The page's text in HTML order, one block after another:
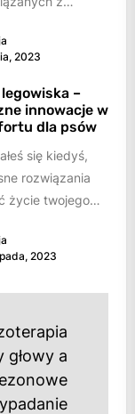
niestrawność
2023
–
innowacje w
dla psów
się kiedyś,
rozwiązania
życie twojego
do
2023
głowy a